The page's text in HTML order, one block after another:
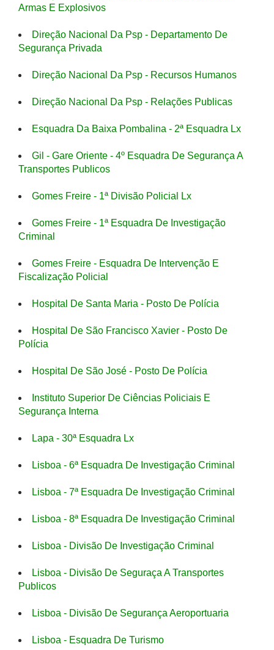
Armas E Explosivos
Direção Nacional Da Psp - Departamento De
Segurança Privada
Direção Nacional Da Psp - Recursos Humanos
Direção Nacional Da Psp - Relações Publicas
Esquadra Da Baixa Pombalina - 2ª Esquadra Lx
Gil - Gare Oriente - 4º Esquadra De Segurança A
Transportes Publicos
Gomes Freire - 1ª Divisão Policial Lx
Gomes Freire - 1ª Esquadra De Investigação
Criminal
Gomes Freire - Esquadra De Intervenção E
Fiscalização Policial
Hospital De Santa Maria - Posto De Polícia
Hospital De São Francisco Xavier - Posto De
Polícia
Hospital De São José - Posto De Polícia
Instituto Superior De Ciências Policiais E
Segurança Interna
Lapa - 30ª Esquadra Lx
Lisboa - 6ª Esquadra De Investigação Criminal
Lisboa - 7ª Esquadra De Investigação Criminal
Lisboa - 8ª Esquadra De Investigação Criminal
Lisboa - Divisão De Investigação Criminal
Lisboa - Divisão De Seguraça A Transportes
Publicos
Lisboa - Divisão De Segurança Aeroportuaria
Lisboa - Esquadra De Turismo